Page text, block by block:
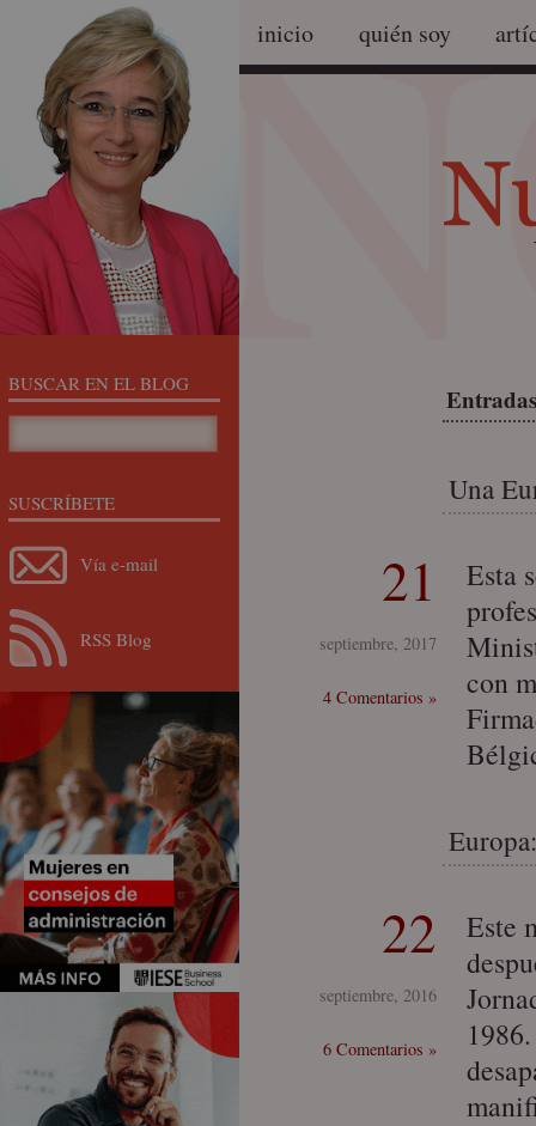
inicio quién soy
Una
21
septiembre, 2017
4 Comentarios »
Esta
con
22
septiembre, 2016
6 Comentarios »
Este
BUSCAR EN EL BLOG
SUSCRÍBETE
Vía e-mail
RSS Blog